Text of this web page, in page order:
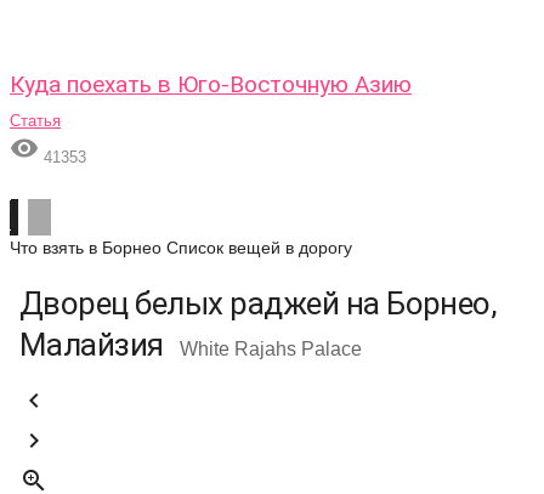
Куда поехать в Юго-Восточную Азию
Статья
 41353
Что взять в Борнео Список вещей в дорогу
Дворец белых раджей на Борнео,
Малайзия
White Rajahs Palace


